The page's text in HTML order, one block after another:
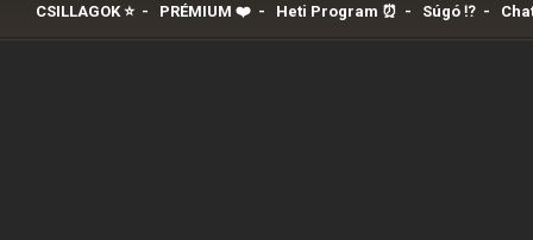
CSILLAGOK ⭐- PRÉMIUM ❤️‍- Heti Program ⏰ - Súgó ⁉️-